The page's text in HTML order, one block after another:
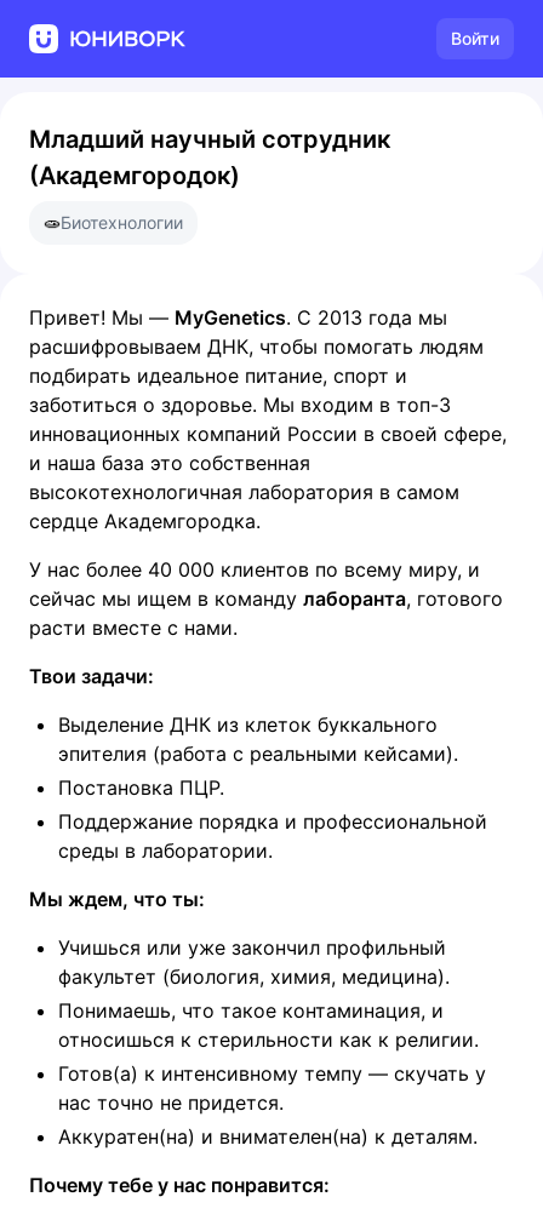
Войти
Младший научный сотрудник
(Академгородок)
🧫Биотехнологии
Привет! Мы — MyGenetics. С 2013 года мы
расшифровываем ДНК, чтобы помогать людям
подбирать идеальное питание, спорт и
заботиться о здоровье. Мы входим в топ-3
инновационных компаний России в своей сфере,
и наша база это собственная
высокотехнологичная лаборатория в самом
сердце Академгородка.
У нас более 40 000 клиентов по всему миру, и
сейчас мы ищем в команду лаборанта, готового
расти вместе с нами.
Твои задачи:
Выделение ДНК из клеток буккального
эпителия (работа с реальными кейсами).
Постановка ПЦР.
Поддержание порядка и профессиональной
среды в лаборатории.
Мы ждем, что ты:
Учишься или уже закончил профильный
факультет (биология, химия, медицина).
Понимаешь, что такое контаминация, и
относишься к стерильности как к религии.
Готов(а) к интенсивному темпу — скучать у
нас точно не придется.
Аккуратен(на) и внимателен(на) к деталям.
Почему тебе у нас понравится: